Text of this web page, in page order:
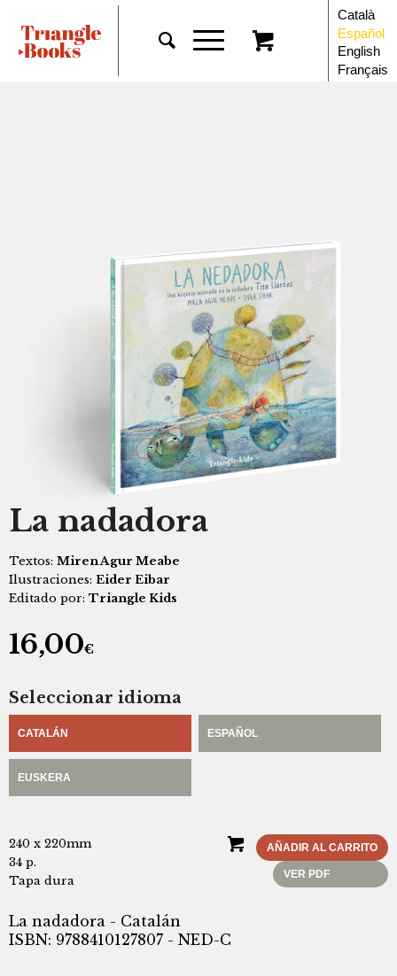
Català
Español
English
Français
La nadadora
Textos: Miren Agur Meabe
Ilustraciones: Eider Eibar
Editado por: Triangle Kids
16,00€
Seleccionar idioma
CATALÁN ESPAÑOL
EUSKERA
240 x 220mm
34 p.
Tapa dura
AÑADIR AL CARRITO
VER PDF
La nadadora - Catalán
ISBN: 9788410127807 - NED-C